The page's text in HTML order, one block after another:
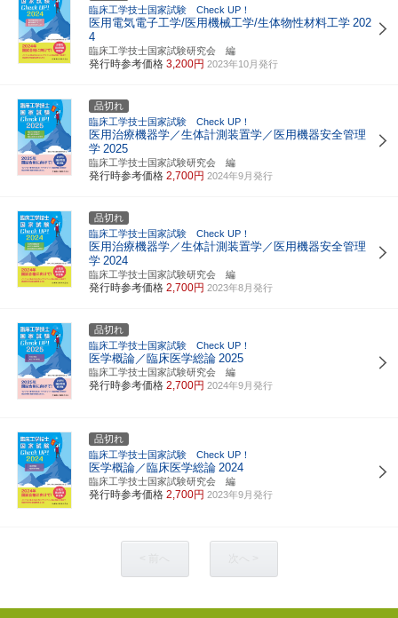
臨床工学技士国家試験 Check UP！
医用電気電子工学/医用機械工学/生体物性材料工学 202
4
臨床工学技士国家試験研究会 編
発行時参考価格 3,200円 2023年10月発行
品切れ
臨床工学技士国家試験 Check UP！
医用治療機器学／生体計測装置学／医用機器安全管理
学 2025
臨床工学技士国家試験研究会 編
発行時参考価格 2,700円 2024年9月発行
品切れ
臨床工学技士国家試験 Check UP！
医用治療機器学／生体計測装置学／医用機器安全管理
学 2024
臨床工学技士国家試験研究会 編
発行時参考価格 2,700円 2023年8月発行
品切れ
臨床工学技士国家試験 Check UP！
医学概論／臨床医学総論 2025
臨床工学技士国家試験研究会 編
発行時参考価格 2,700円 2024年9月発行
品切れ
臨床工学技士国家試験 Check UP！
医学概論／臨床医学総論 2024
臨床工学技士国家試験研究会 編
発行時参考価格 2,700円 2023年9月発行